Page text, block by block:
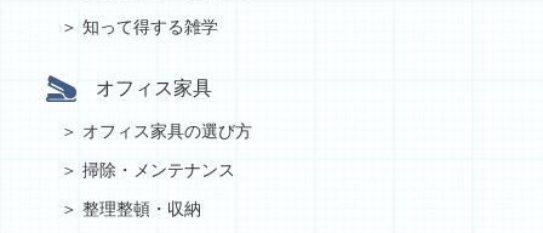
知って得する雑学
オフィス家具
オフィス家具の選び方
掃除・メンテナンス
整理整頓・収納